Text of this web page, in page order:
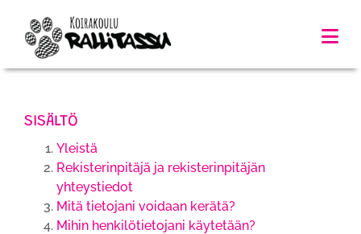
SISÄLTÖ
Yleistä
Rekisterinpitäjä ja rekisterinpitäjän
yhteystiedot
Mitä tietojani voidaan kerätä?
Mihin henkilötietojani käytetään?